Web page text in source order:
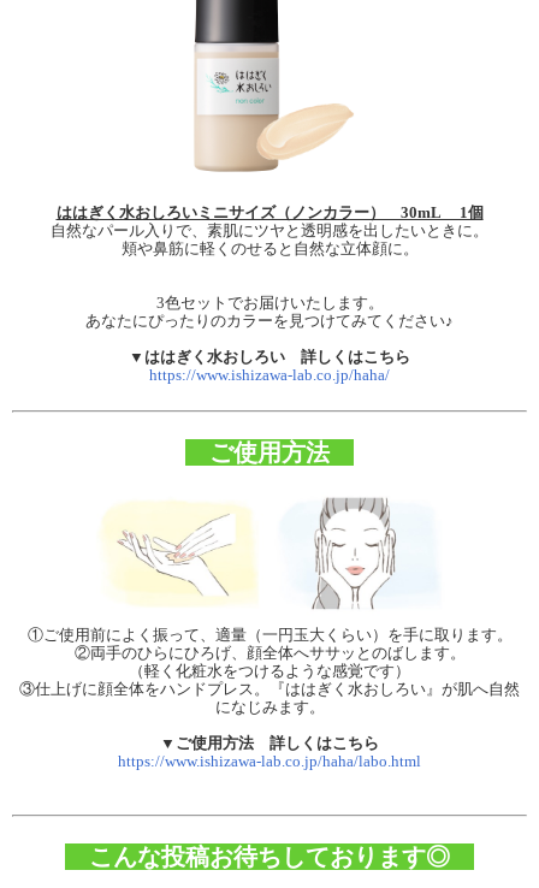
ははぎく水おしろいミニサイズ（ノンカラー） 30mL 1個
自然なパール入りで、素肌にツヤと透明感を出したいときに。
頬や鼻筋に軽くのせると自然な立体顔に。
3色セットでお届けいたします。
あなたにぴったりのカラーを見つけてみてください♪
▼ははぎく水おしろい 詳しくはこちら
https://www.ishizawa-lab.co.jp/haha/
ご使用方法
①ご使用前によく振って、適量（一円玉大くらい）を手に取ります。
②両手のひらにひろげ、顔全体へササッとのばします。
（軽く化粧水をつけるような感覚です）
③仕上げに顔全体をハンドプレス。『ははぎく水おしろい』が肌へ自然
になじみます。
▼ご使用方法 詳しくはこちら
https://www.ishizawa-lab.co.jp/haha/labo.html
こんな投稿お待ちしております◎